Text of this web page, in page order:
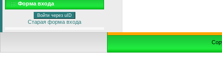
Форма входа
Войти через uID
Старая форма входа